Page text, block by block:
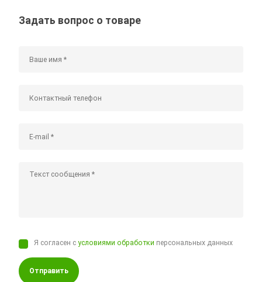
Задать вопрос о товаре
Я согласен сусловиями обработки персональных данных
Отправить